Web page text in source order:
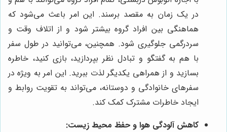
در یک زمان به مقصد برسند. این امر باعث می‌شود که
هماهنگی بین افراد گروه بیشتر شود و از اتلاف وقت و
سردرگمی جلوگیری شود. همچنین، می‌توانید در طول سفر
با هم به گفتگو و تبادل نظر بپردازید، بازی کنید، خاطره
بسازید و از همراهی یکدیگر لذت ببرید. این امر به ویژه در
سفرهای خانوادگی و دوستانه، می‌تواند به تقویت روابط و
ایجاد خاطرات مشترک کمک کند.
کاهش آلودگی هوا و حفظ محیط زیست: